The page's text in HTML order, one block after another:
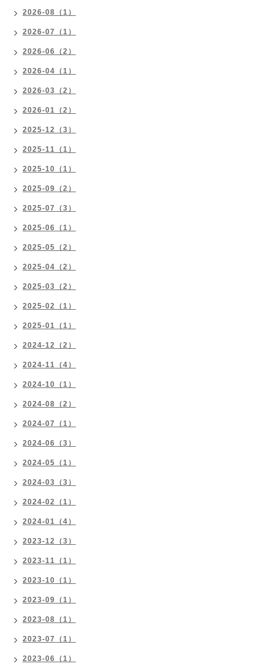
2026-08（1）
2026-07（1）
2026-06（2）
2026-04（1）
2026-03（2）
2026-01（2）
2025-12（3）
2025-11（1）
2025-10（1）
2025-09（2）
2025-07（3）
2025-06（1）
2025-05（2）
2025-04（2）
2025-03（2）
2025-02（1）
2025-01（1）
2024-12（2）
2024-11（4）
2024-10（1）
2024-08（2）
2024-07（1）
2024-06（3）
2024-05（1）
2024-03（3）
2024-02（1）
2024-01（4）
2023-12（3）
2023-11（1）
2023-10（1）
2023-09（1）
2023-08（1）
2023-07（1）
2023-06（1）